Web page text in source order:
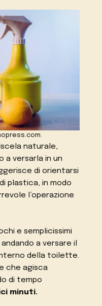
naturale,
a versarla in un
di orientarsi
plastica, in modo
l’operazione
e semplicissimi
a versare il
della toilette.
che agisca
di tempo
minuti.